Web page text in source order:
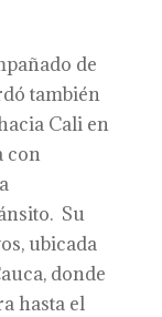
de
también
Cali en
con
Su
ubicada
donde
hasta el